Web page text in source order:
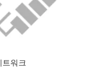
트워크